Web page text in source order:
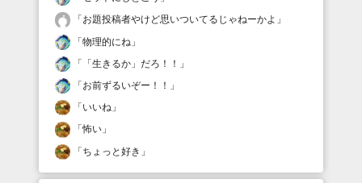
「お題投稿者やけど思いついてるじゃねーかよ 」
「物理的にね 」
「 「生きるか」だろ！！ 」
「お前ずるいぞー！！ 」
「いいね 」
「怖い 」
「ちょっと好き 」